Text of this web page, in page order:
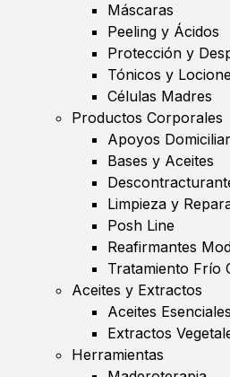
Máscaras
Peeling y Ácidos
Protección y
Tónicos y
Células Madres
Productos Corporales
Apoyos
Bases y Aceites
Limpieza y
Posh Line
Reafirmantes
Tratamiento Frío
Aceites y Extractos
Aceites Esenciales
Extractos
Herramientas